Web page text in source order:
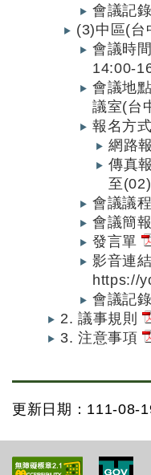
會議記錄
(3)中區(台
會議時
14:00-
會議地
議室(台
報名方式
網路
傳真
至
會議議程
會議簡報
發言單
影音連結
https://
會議記錄
2. 議事規則
3. 注意事項
更新日期：111-08-